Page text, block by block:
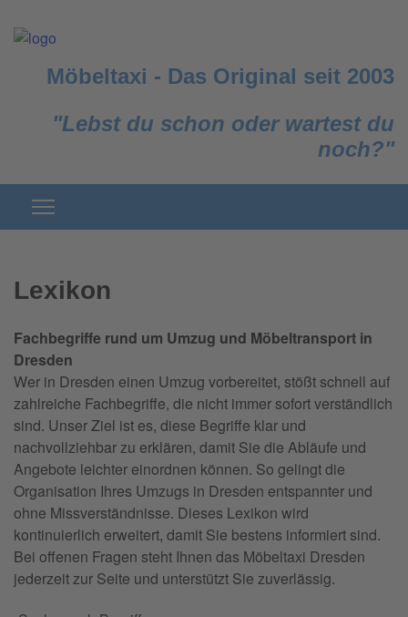
Möbeltaxi - Das Original seit 2003
"Lebst du schon oder wartest du
noch?"
Lexikon
Fachbegriffe rund um Umzug und Möbeltransport in
Dresden
Wer in Dresden einen Umzug vorbereitet, stößt schnell auf
zahlreiche Fachbegriffe, die nicht immer sofort verständlich
sind. Unser Ziel ist es, diese Begriffe klar und
nachvollziehbar zu erklären, damit Sie die Abläufe und
Angebote leichter einordnen können. So gelingt die
Organisation Ihres Umzugs in Dresden entspannter und
ohne Missverständnisse. Dieses Lexikon wird
kontinuierlich erweitert, damit Sie bestens informiert sind.
Bei offenen Fragen steht Ihnen das Möbeltaxi Dresden
jederzeit zur Seite und unterstützt Sie zuverlässig.